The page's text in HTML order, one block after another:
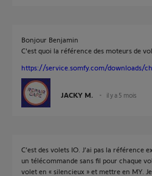
Bonjour Benjamin
C'est quoi la référence des moteurs de
https://service.somfy.com/downloads/
JACKY M. il y a 5 mois
C’est des volets IO. J’ai pas la référence
un télécommande sans fil pour chaque
volet en « silencieux » et mettre en MY.